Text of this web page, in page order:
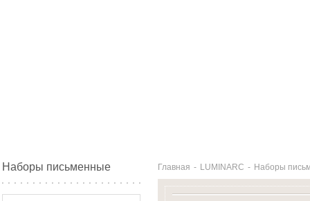
Наборы письменные Главная - LUMINARC - Наборы